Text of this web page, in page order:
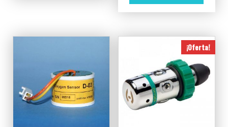
¡Oferta!